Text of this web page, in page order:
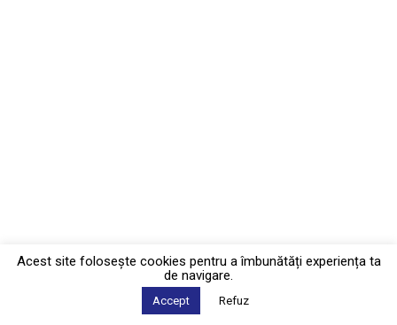
Acest site foloseşte cookies pentru a îmbunătăți experiența ta
de navigare.
Accept Refuz